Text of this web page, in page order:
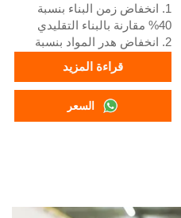
1. انخفاض زمن البناء بنسبة
40% مقارنة بالبناء التقليدي
2. انخفاض هدر المواد بنسبة
4. تباعد الأعمدة 6 م
5. رقم الاستقبال / واتساب:
+8618830120193،
قراءة المزيد
السعر